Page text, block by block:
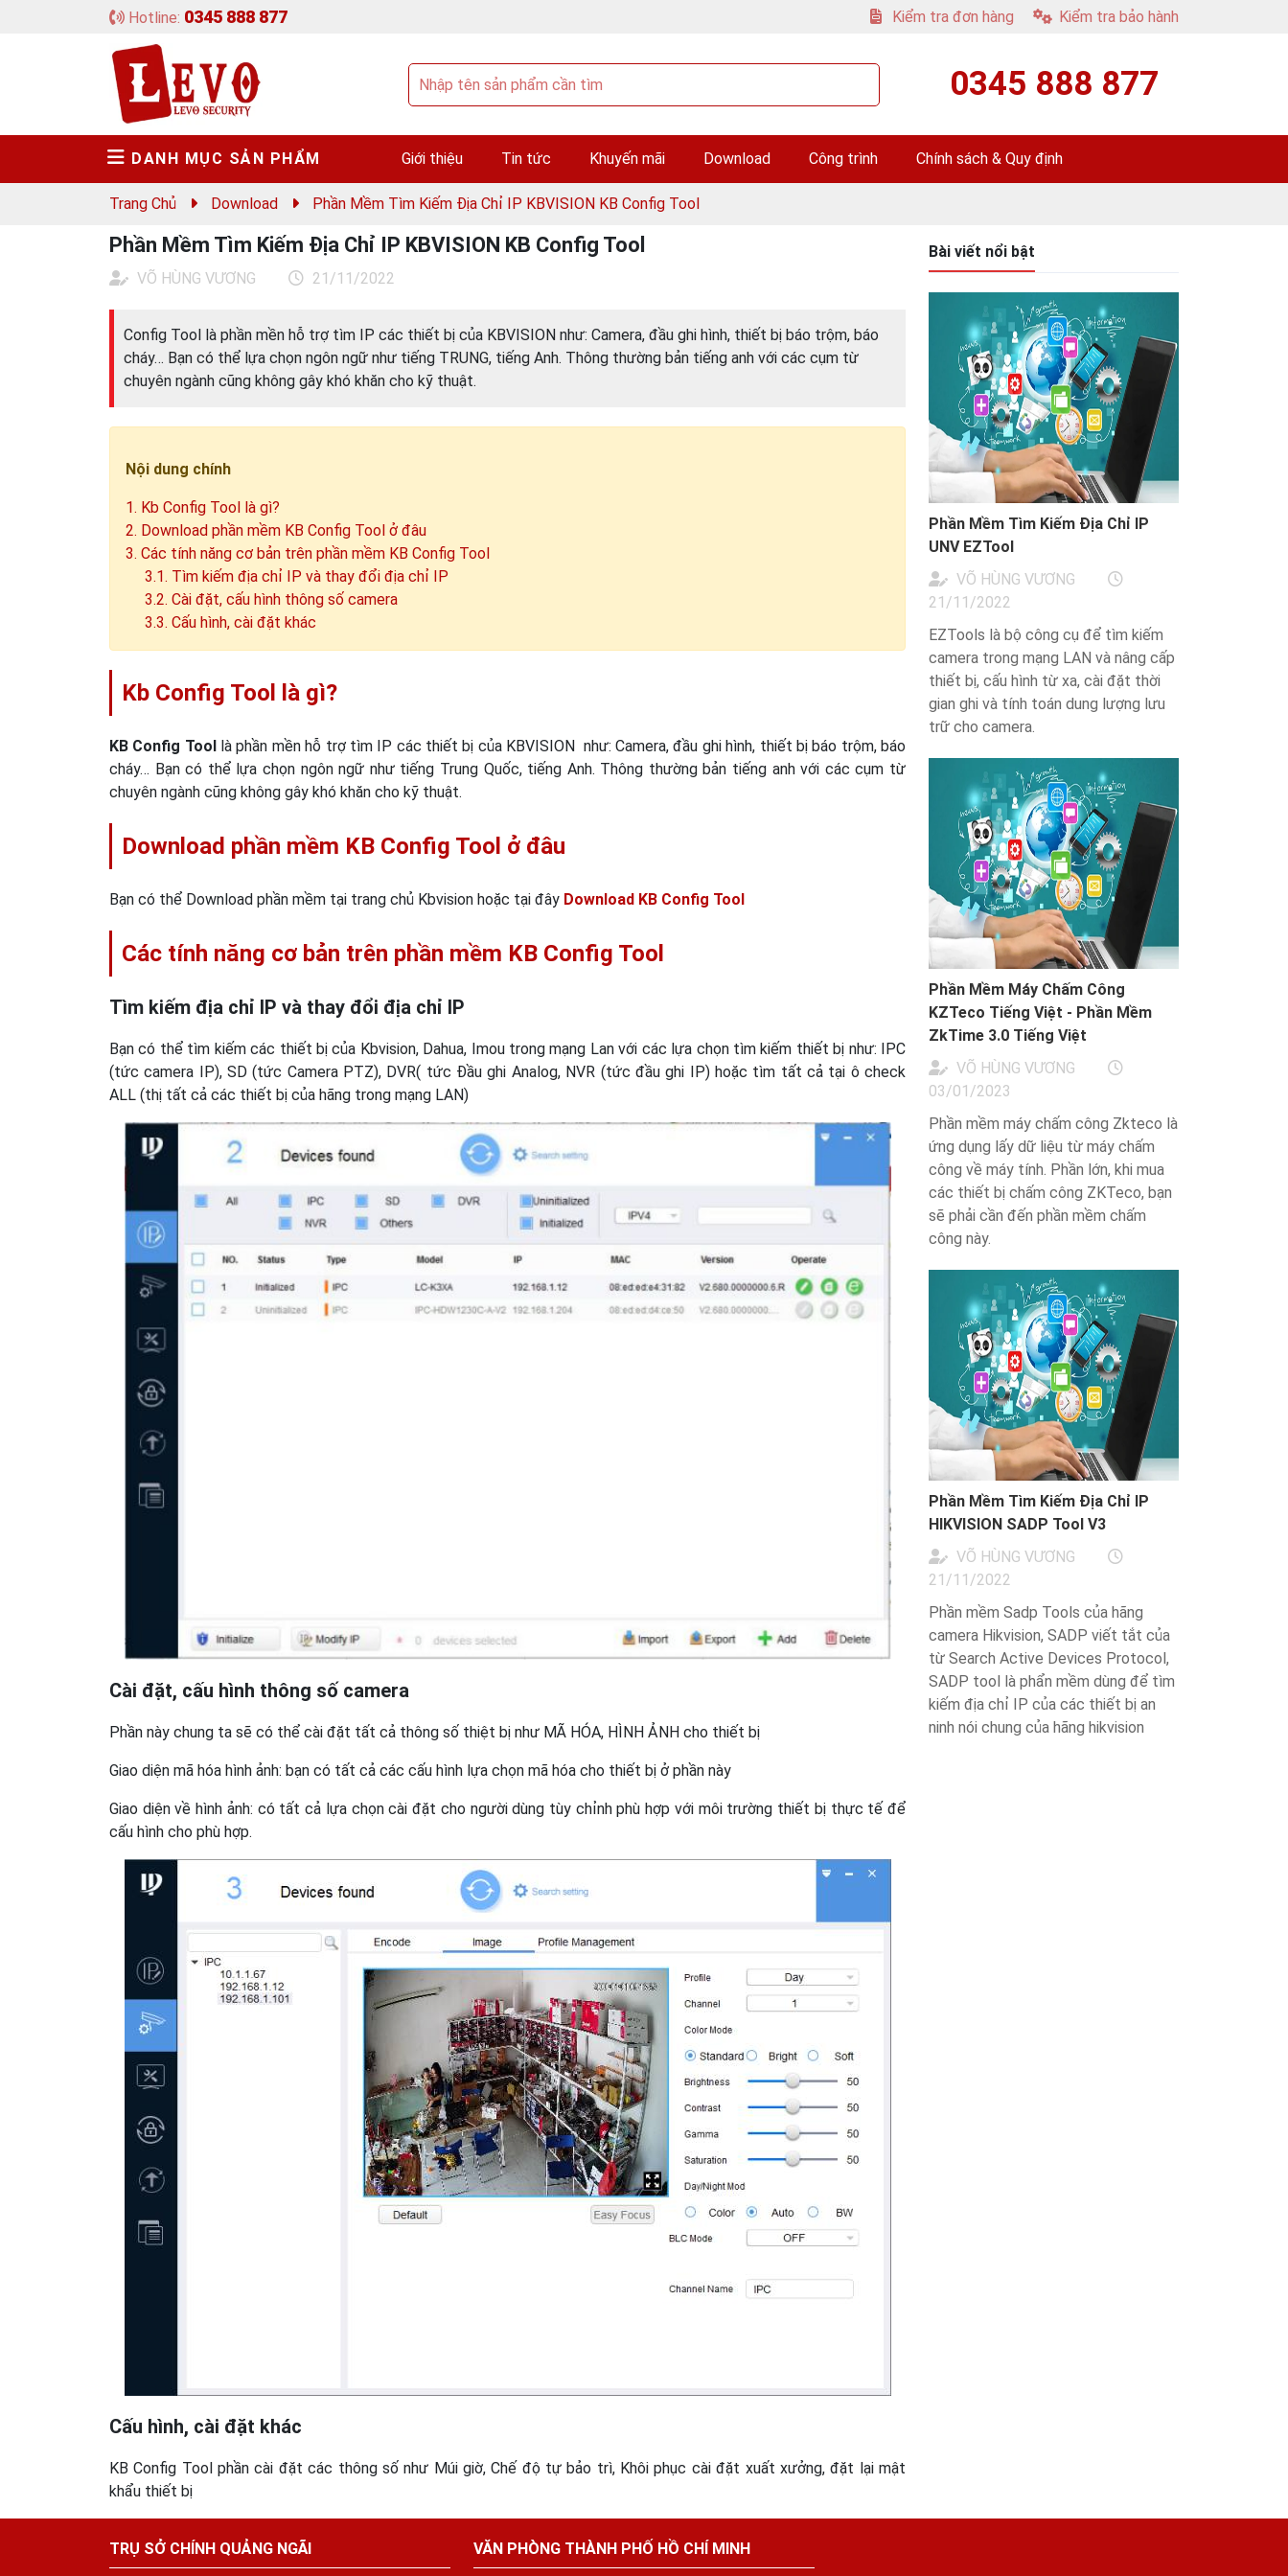
Hotline: 0345 888 877 Kiểm tra đơn hàng Kiểm tra bảo hành
0345 888 877
DANH MỤC SẢN PHẨM Giới thiệu Tin tức Khuyến mãi Download Công trình Chính sách & Quy định
Trang Chủ Download Phần Mềm Tìm Kiếm Địa Chỉ IP KBVISION KB Config Tool
Phần Mềm Tìm Kiếm Địa Chỉ IP KBVISION KB Config Tool
VÕ HÙNG VƯƠNG 21/11/2022
Config Tool là phần mền hỗ trợ tìm IP các thiết bị của KBVISION như: Camera, đầu ghi hình, thiết bị báo trộm, báo
cháy… Bạn có thể lựa chọn ngôn ngữ như tiếng TRUNG, tiếng Anh. Thông thường bản tiếng anh với các cụm từ
chuyên ngành cũng không gây khó khăn cho kỹ thuật.
Nội dung chính
1. Kb Config Tool là gì?
2. Download phần mềm KB Config Tool ở đâu
3. Các tính năng cơ bản trên phần mềm KB Config Tool
3.1. Tìm kiếm địa chỉ IP và thay đổi địa chỉ IP
3.2. Cài đặt, cấu hình thông số camera
3.3. Cấu hình, cài đặt khác
Kb Config Tool là gì?
KB Config Toollà phần mền hỗ trợ tìm IP các thiết bị của KBVISION như: Camera, đầu ghi hình, thiết bị báo trộm, báo
cháy… Bạn có thể lựa chọn ngôn ngữ như tiếng Trung Quốc, tiếng Anh. Thông thường bản tiếng anh với các cụm từ
chuyên ngành cũng không gây khó khăn cho kỹ thuật.
Download phần mềm KB Config Tool ở đâu
Bạn có thể Download phần mềm tại trang chủ Kbvision hoặc tại đây Download KB Config Tool
Các tính năng cơ bản trên phần mềm KB Config Tool
Tìm kiếm địa chỉ IP và thay đổi địa chỉ IP
Bạn có thể tìm kiếm các thiết bị của Kbvision, Dahua, Imou trong mạng Lan với các lựa chọn tìm kiếm thiết bị như: IPC
(tức camera IP), SD (tức Camera PTZ), DVR( tức Đầu ghi Analog, NVR (tức đầu ghi IP) hoặc tìm tất cả tại ô check
ALL (thị tất cả các thiết bị của hãng trong mạng LAN)
Cài đặt, cấu hình thông số camera
Phần này chung ta sẽ có thể cài đặt tất cả thông số thiệt bị như MÃ HÓA, HÌNH ẢNH cho thiết bị
Giao diện mã hóa hình ảnh: bạn có tất cả các cấu hình lựa chọn mã hóa cho thiết bị ở phần này
Giao diện về hình ảnh: có tất cả lựa chọn cài đặt cho người dùng tùy chỉnh phù hợp với môi trường thiết bị thực tế để
cấu hình cho phù hợp.
Cấu hình, cài đặt khác
KB Config Tool phần cài đặt các thông số như Múi giờ, Chế độ tự bảo trì, Khôi phục cài đặt xuất xưởng, đặt lại mật
khẩu thiết bị
Bài viết nổi bật
Phần Mềm Tìm Kiếm Địa Chỉ IP
UNV EZTool
VÕ HÙNG VƯƠNG
21/11/2022
EZTools là bộ công cụ để tìm kiếm
camera trong mạng LAN và nâng cấp
thiết bị, cấu hình từ xa, cài đặt thời
gian ghi và tính toán dung lượng lưu
trữ cho camera.
Phần Mềm Máy Chấm Công
KZTeco Tiếng Việt - Phần Mềm
ZkTime 3.0 Tiếng Việt
VÕ HÙNG VƯƠNG
03/01/2023
Phần mềm máy chấm công Zkteco là
ứng dụng lấy dữ liệu từ máy chấm
công về máy tính. Phần lớn, khi mua
các thiết bị chấm công ZKTeco, bạn
sẽ phải cần đến phần mềm chấm
công này.
Phần Mềm Tìm Kiếm Địa Chỉ IP
HIKVISION SADP Tool V3
VÕ HÙNG VƯƠNG
21/11/2022
Phần mềm Sadp Tools của hãng
camera Hikvision, SADP viết tắt của
từ Search Active Devices Protocol,
SADP tool là phẩn mềm dùng để tìm
kiếm địa chỉ IP của các thiết bị an
ninh nói chung của hãng hikvision
TRỤ SỞ CHÍNH QUẢNG NGÃI VĂN PHÒNG THÀNH PHỐ HỒ CHÍ MINH